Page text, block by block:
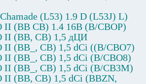
(L53) 1.9 D (L53J) L)
II (BB CB) 1.4 16В (B/CBOP)
II (BB, CB) 1,5 дЦИ
II (BB_, CB) 1,5 dCi ((B/CBO7)
II (BB_, CB) 1,5 dCi (B/CBO8)
II (BB_, CB) 1,5 dCi (B/CB3M)
II (BB, CB) 1,5 dCi (BBZN,